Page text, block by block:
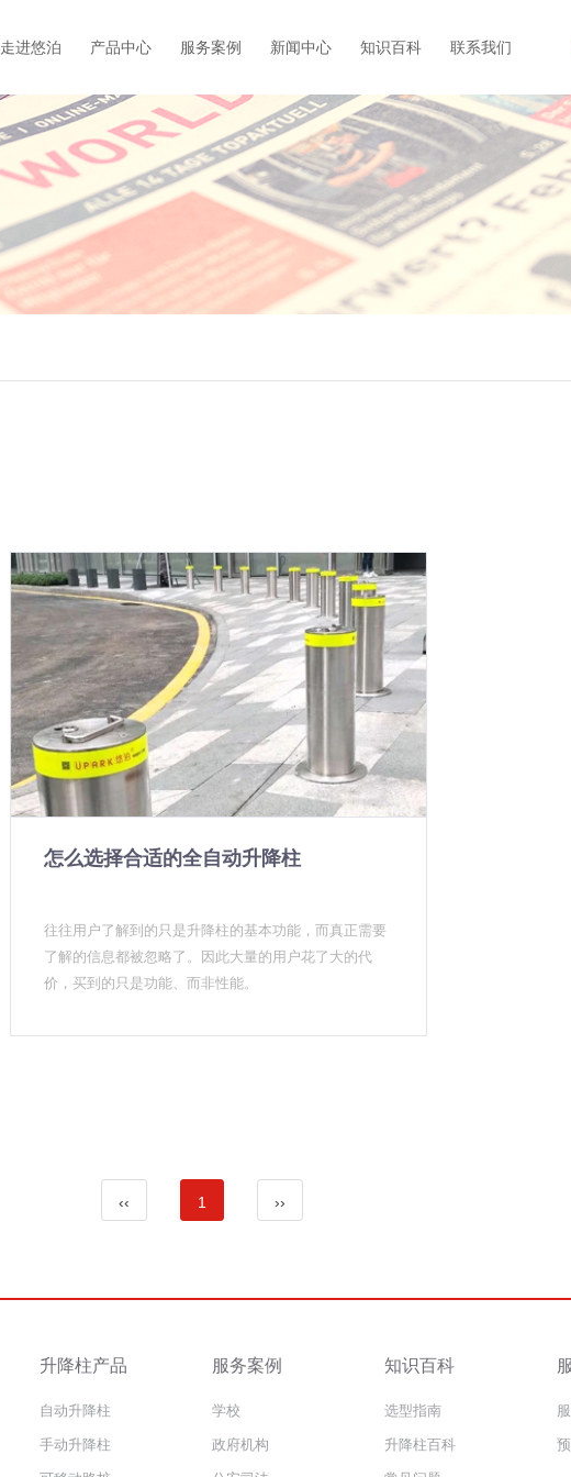
走进悠泊 产品中心 服务案例 新闻中心 知识百科 联系我们
怎么选择合适的全自动升降柱
往往用户了解到的只是升降柱的基本功能，而真正需要
了解的信息都被忽略了。因此大量的用户花了大的代
价，买到的只是功能、而非性能。
‹‹ 1 ››
升降柱产品
自动升降柱
手动升降柱
服务案例
学校
政府机构
知识百科
选型指南
升降柱百科